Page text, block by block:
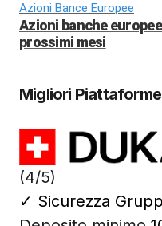
Azioni Bance Europee
Azioni banche
prossimi mesi
Migliori
(4/5)
✓ Sicurezza